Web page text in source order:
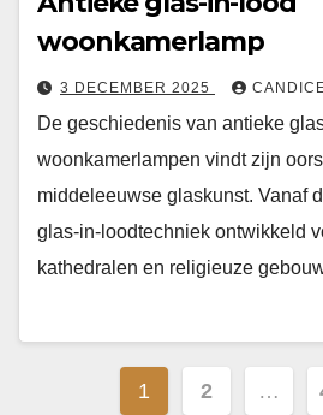
woonkamerlamp
3 DECEMBER 2025
De geschiedenis van antieke
woonkamerlampen vindt zijn
middeleeuwse glaskunst. Vanaf
glas-in-loodtechniek ontwikkeld
kathedralen en religieuze
Berichten
1 2 …